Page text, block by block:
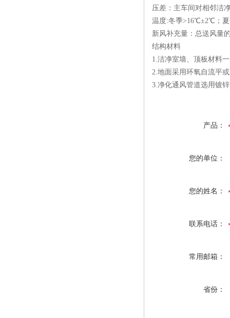
压差：主车间对相邻洁
温度:冬季>16℃±2℃；
新风补充量：总送风量
结构材料
1.洁净室墙、顶板材料
2.地面采用环氧自流平
3.净化通风管道选用镀
产品：
您的单位：
您的姓名：
联系电话：
常用邮箱：
省份：